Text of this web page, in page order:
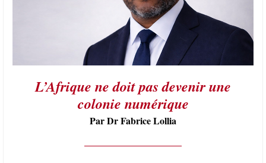
L’Afrique ne doit pas devenir une
colonie numérique
Par Dr Fabrice Lollia